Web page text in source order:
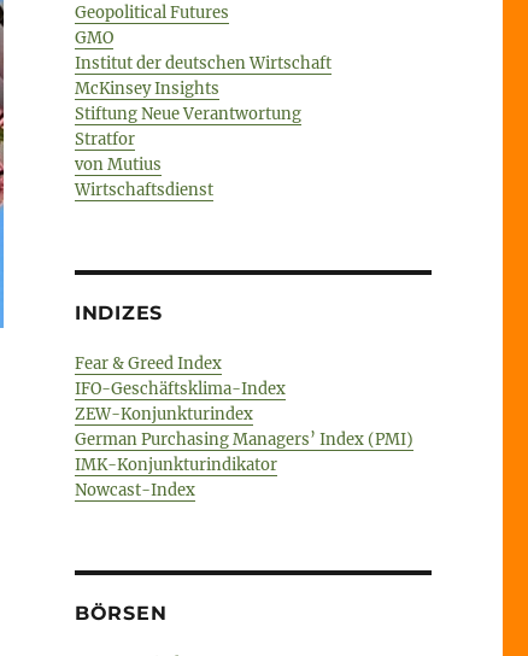
Geopolitical Futures
GMO
Institut der deutschen Wirtschaft
McKinsey Insights
Stiftung Neue Verantwortung
Stratfor
von Mutius
Wirtschaftsdienst
INDIZES
Fear & Greed Index
IFO-Geschäftsklima-Index
ZEW-Konjunkturindex
German Purchasing Managers’ Index (PMI)
IMK-Konjunkturindikator
Nowcast-Index
BÖRSEN